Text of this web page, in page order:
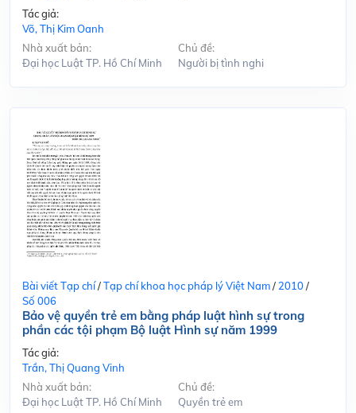
Tác giả:
Võ, Thị Kim Oanh
Nhà xuất bản:
Đại học Luật TP. Hồ Chí Minh
Chủ đề:
Người bị tình nghi
Bài viết Tạp chí/Tạp chí khoa học pháp lý Việt Nam/ 2010/
Số 006
Bảo vệ quyền trẻ em bằng pháp luật hình sự trong
phần các tội phạm Bộ luật Hình sự năm 1999
Tác giả:
Trần, Thị Quang Vinh
Nhà xuất bản:
Đại học Luật TP. Hồ Chí Minh
Chủ đề:
Quyền trẻ em